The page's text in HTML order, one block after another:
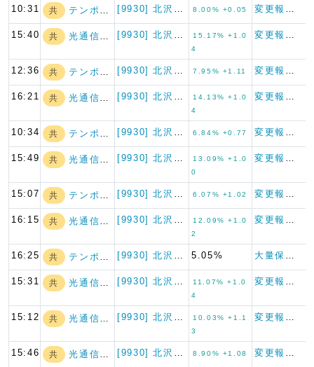
10:31 共 テンポスホールデ… 8.00% +0.05
15:40 共 光通信(株)
15.17% +1.0
4
12:36 共 テンポスホールデ… 7.95% +1.11
16:21 共 光通信(株)
14.13% +1.0
4
10:34 共 テンポスホールデ… 6.84% +0.77
15:49 共 光通信(株)
13.09% +1.0
0
15:07 共 テンポスホールデ… 6.07% +1.02
16:15 共 光通信(株)
12.09% +1.0
2
16:25 共 テンポスホールデ… 5.05%
15:31 共 光通信(株)
11.07% +1.0
4
15:12 共 光通信(株)
10.03% +1.1
3
15:46 共 光通信(株) 8.90% +1.08